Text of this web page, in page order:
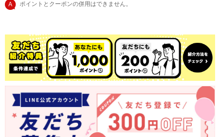
ポイントとクーポンの併用はできません。